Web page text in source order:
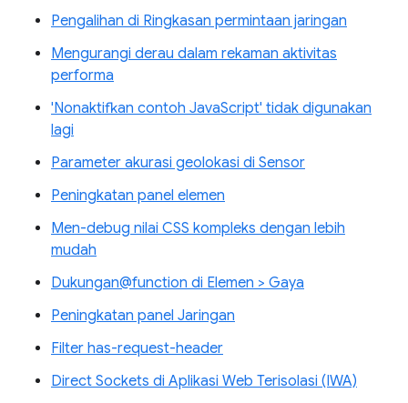
Pengalihan di Ringkasan permintaan jaringan
Mengurangi derau dalam rekaman aktivitas
performa
'Nonaktifkan contoh JavaScript' tidak digunakan
lagi
Parameter akurasi geolokasi di Sensor
Peningkatan panel elemen
Men-debug nilai CSS kompleks dengan lebih
mudah
Dukungan@function di Elemen > Gaya
Peningkatan panel Jaringan
Filter has-request-header
Direct Sockets di Aplikasi Web Terisolasi (IWA)